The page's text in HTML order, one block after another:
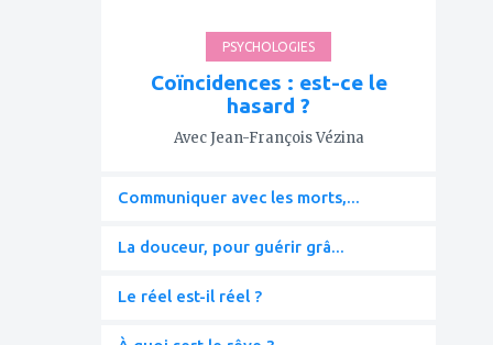
PSYCHOLOGIES
Coïncidences : est-ce le
hasard ?
Avec Jean-François Vézina
Communiquer avec les morts,...
La douceur, pour guérir grâ...
Le réel est-il réel ?